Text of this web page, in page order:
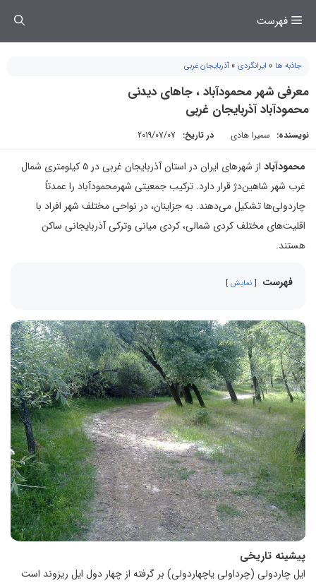
فهرست
جاذبه ها » ایرانگردی » آذربایجان غربی
معرفی شهر محمودآباد ، جاهای دیدنی
محمودآباد آذربایجان غربی
نویسنده: سمیرا هادی در تاریخ: 2019/07/07
محمودآباد
از شهرهای ایران در استان آذربایجان غربی در ۵ کیلومتری شمال
غرب شهر شاهین‌دژ قرار دارد. ترکیب جمعیتی شهرمحمودآباد را عمدتاً
چاردولی‌ها تشکیل می‌دهند. به جزاینان، در نواحی مختلف شهر افراد با
اقلیت‌های مختلف کردی شمالی، کردی میانی وترکی آذربایجانی ساکن
هستند.
فهرست نمایش
پیشینه تاریخی
ایل چاردولی (چرداولی یاچهاردولی) بر گرفته از چهار دول ایل ریزوند است